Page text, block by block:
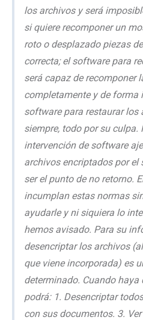
los archivos y será
si quiere recomponer un
roto o desplazado piezas
correcta; el software para
será capaz de recomponer
completamente y de forma
software para restaurar los
siempre, todo por su culpa.
intervención de software
archivos encriptados por el
ser el punto de no retorno.
incumplan estas normas
ayudarle y ni siquiera lo
hemos avisado. Para su
desencriptar los archivos
que viene incorporada) es
determinado. Cuando
podrá: 1. Desencriptar
con sus documentos. 3.